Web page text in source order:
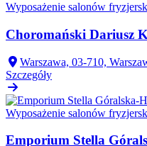
Wyposażenie salonów
Choromański Dariusz
Warszawa, 03-710,
Szczegóły
Wyposażenie salonów
Emporium Stella